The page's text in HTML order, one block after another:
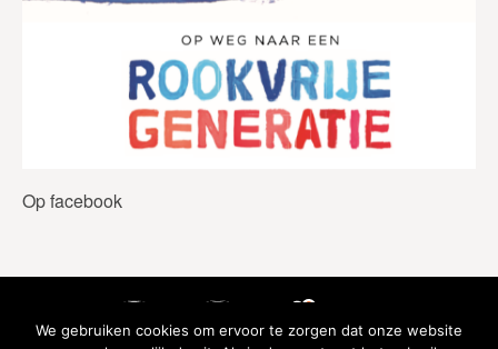
Op facebook
We gebruiken cookies om ervoor te zorgen dat onze website